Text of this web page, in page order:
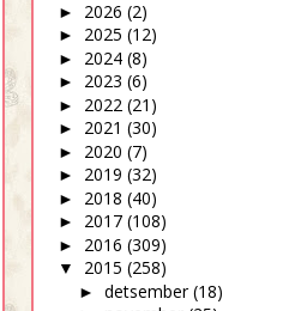
► 2026 (2)
► 2025 (12)
► 2024 (8)
► 2023 (6)
► 2022 (21)
► 2021 (30)
► 2020 (7)
► 2019 (32)
► 2018 (40)
► 2017 (108)
► 2016 (309)
▼ 2015 (258)
► detsember (18)